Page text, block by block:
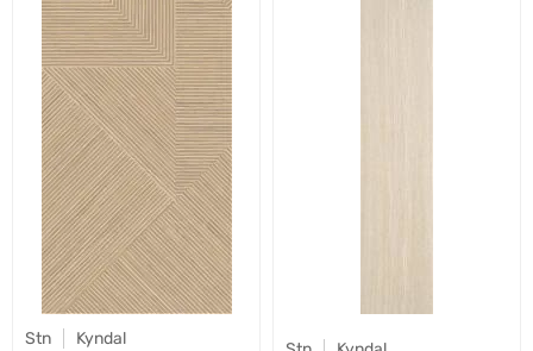
Stn Kyndal